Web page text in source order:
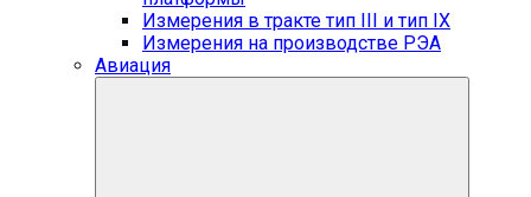
Измерения в тракте тип III и тип IX
Измерения на производстве РЭА
Авиация